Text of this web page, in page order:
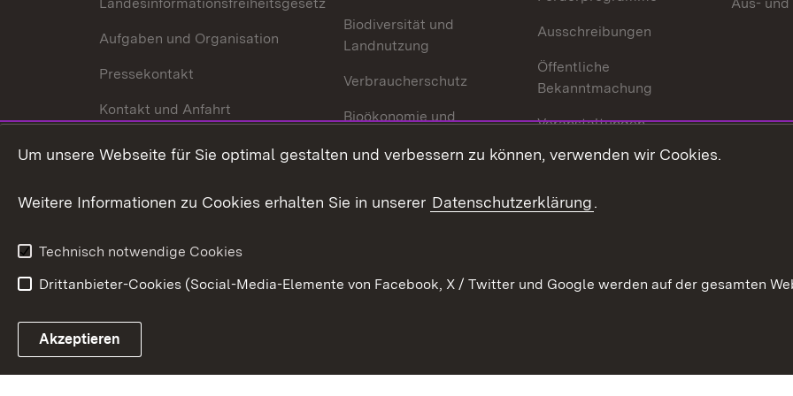
Aufgaben und Organisation
Pressekontakt
Kontakt und Anfahrt
Biodiversität und
Landnutzung
Verbraucherschutz
Bioökonomie und
Ausschreibungen
Öffentliche
Bekanntmachung
Veranstaltungen
Mediathek
Publikationen
Link zum Landesportal
Um unsere Webseite für Sie optimal gestalten und verbessern zu können, verwenden wir Cookies.
Weitere Informationen zu Cookies erhalten Sie in unserer Datenschutzerklärung.
Technisch notwendige Cookies
Drittanbieter-Cookies (Social-Media-Elemente von Facebook, X / Twitter und Google werden auf der gesamten
Akzeptieren